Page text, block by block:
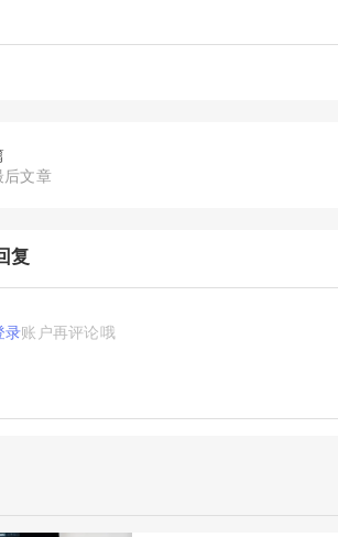
后文章
复
录账户再评论哦